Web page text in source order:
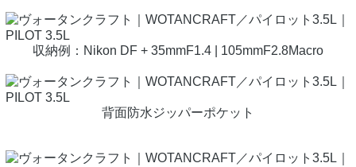
収納例：Nikon DF + 35mmF1.4 | 105mmF2.8Macro
背面防水ジッパーポケット